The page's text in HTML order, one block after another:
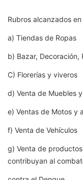
Rubros alcanzados
a) Tiendas de Ropas
b) Bazar, Decoración,
C) Florerías y viveros
d) Venta de Muebles
e) Ventas de Motos y
f) Venta de Vehículos
g) Venta de
contribuyan al